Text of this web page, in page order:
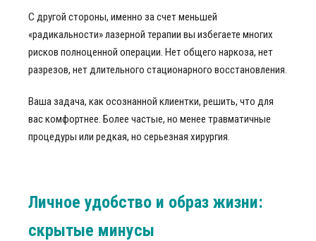
С другой стороны, именно за счет меньшей
«радикальности» лазерной терапии вы избегаете многих
рисков полноценной операции. Нет общего наркоза, нет
разрезов, нет длительного стационарного восстановления.
Ваша задача, как осознанной клиентки, решить, что для
вас комфортнее. Более частые, но менее травматичные
процедуры или редкая, но серьезная хирургия.
Личное удобство и образ жизни:
скрытые минусы